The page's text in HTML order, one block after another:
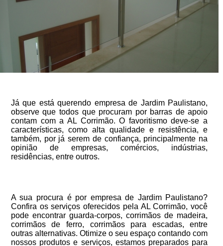
Já que está querendo empresa de Jardim Paulistano,
observe que todos que procuram por barras de apoio
contam com a AL Corrimão. O favoritismo deve-se a
características, como alta qualidade e resistência, e
também, por já serem de confiança, principalmente na
opinião de empresas, comércios, indústrias,
residências, entre outros.
A sua procura é por empresa de Jardim Paulistano?
Confira os serviços oferecidos pela AL Corrimão, você
pode encontrar guarda-corpos, corrimãos de madeira,
corrimãos de ferro, corrimãos para escadas, entre
outras alternativas. Otimize o seu espaço contando com
nossos produtos e serviços, estamos preparados para